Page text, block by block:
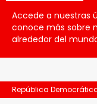
Accede a nuestras
conoce más sobre
alrededor del
República